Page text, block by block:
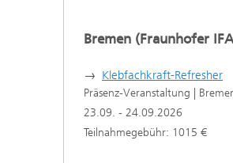
Bremen (Fraunhofer
→ Klebfachkraft-Refresher
Präsenz-Veranstaltung |
23.09. - 24.09.2026
Teilnahmegebühr: 1015 €